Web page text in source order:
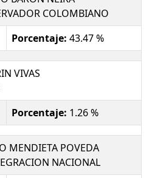
COLOMBIANO
Porcentaje: 43.47 %
VIVAS
Porcentaje: 1.26 %
MENDIETA POVEDA
NACIONAL